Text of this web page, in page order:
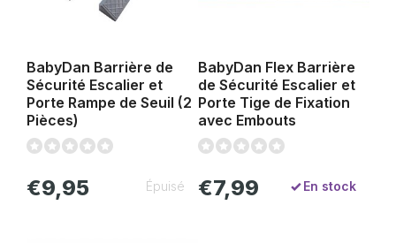
BabyDan Barrière de
Sécurité Escalier et
Porte Rampe de Seuil (2
Pièces)
€9,95 Épuisé
BabyDan Flex Barrière
de Sécurité Escalier et
Porte Tige de Fixation
avec Embouts
€7,99 En stock